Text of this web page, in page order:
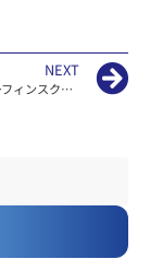
NEXT
湘南 江ノ島サーフィンスクールKAILOAの波情報